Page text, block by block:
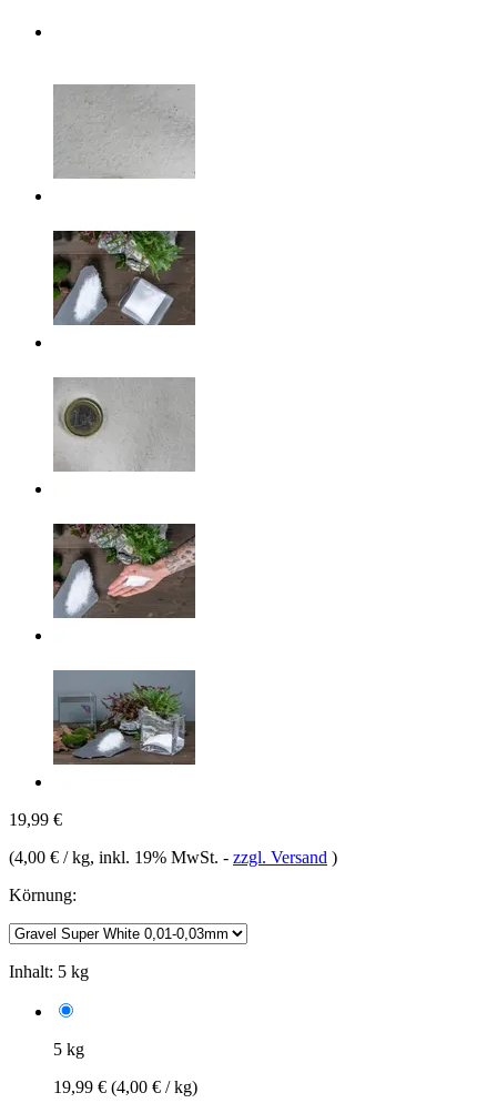
19,99 €
(4,00 € / kg, inkl. 19% MwSt. - zzgl. Versand )
Körnung:
Inhalt: 5 kg
5 kg
19,99 € (4,00 € / kg)